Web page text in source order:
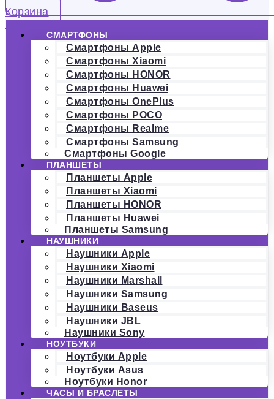
Корзина
СМАРТФОНЫ
Смартфоны Apple
Смартфоны Xiaomi
Смартфоны HONOR
Смартфоны Huawei
Смартфоны OnePlus
Смартфоны POCO
Смартфоны Realme
Смартфоны Samsung
Смартфоны Google
ПЛАНШЕТЫ
Планшеты Apple
Планшеты Xiaomi
Планшеты HONOR
Планшеты Huawei
Планшеты Samsung
НАУШНИКИ
Наушники Apple
Наушники Xiaomi
Наушники Marshall
Наушники Samsung
Наушники Baseus
Наушники JBL
Наушники Sony
НОУТБУКИ
Ноутбуки Apple
Ноутбуки Asus
Ноутбуки Honor
ЧАСЫ И БРАСЛЕТЫ